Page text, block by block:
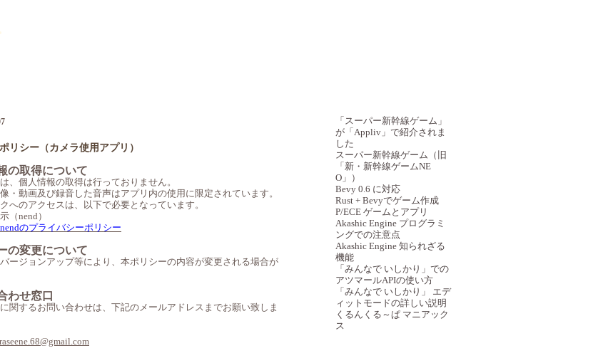
リシー（カメラ使用アプリ）
の取得について
、個人情報の取得は行っておりません。
・動画及び録音した音声はアプリ内の使用に限定されています。
へのアクセスは、以下で必要となっています。
（nend）
nendのプライバシーポリシー
の変更について
ージョンアップ等により、本ポリシーの内容が変更される場合が
わせ窓口
関するお問い合わせは、下記のメールアドレスまでお願い致しま
「スーパー新幹線ゲーム」
が「Appliv」で紹介されま
した
スーパー新幹線ゲーム（旧
「新・新幹線ゲームNE
O」）
Bevy 0.6 に対応
Rust + Bevyでゲーム作成
P/ECE ゲームとアプリ
Akashic Engine プログラミ
ングでの注意点
Akashic Engine 知られざる
機能
「みんなで いしかり」での
アツマールAPIの使い方
「みんなで いしかり」 エデ
ィットモードの詳しい説明
くるんくる～ぱ マニアック
ス